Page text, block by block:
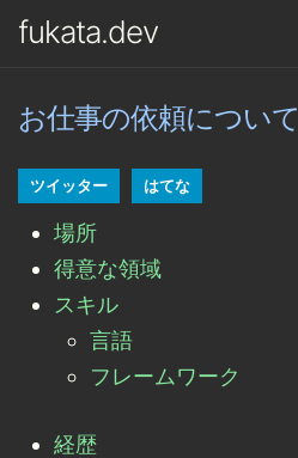
fukata.dev
お仕事の依頼について
ツイッター はてな
場所
得意な領域
スキル
言語
フレームワーク
経歴